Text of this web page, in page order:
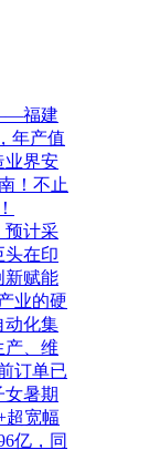
福建
年产值
业界安
！不止
预计采
头在印
新赋能
业的硬
动化集
产、维
订单已
暑期
超宽幅
亿，同